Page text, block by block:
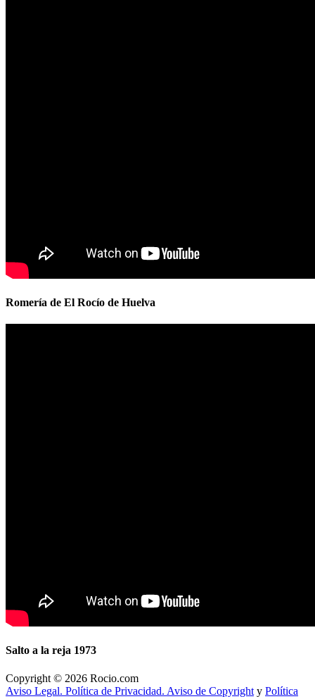
Romería de El Rocío de Huelva
Salto a la reja 1973
Copyright © 2026 Rocio.com
Aviso Legal. Política de Privacidad. Aviso de Copyright y Política